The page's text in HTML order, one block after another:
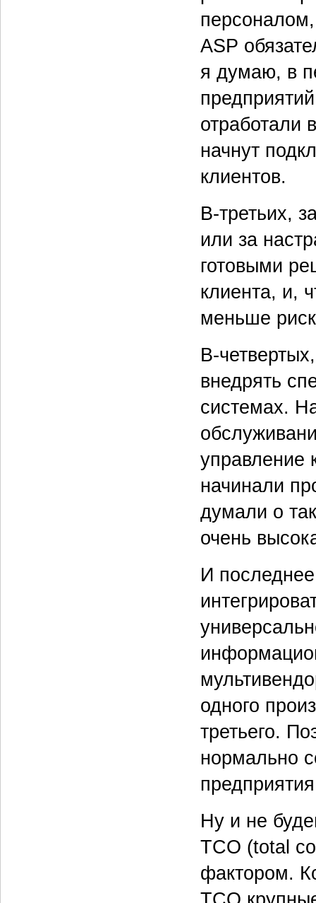
ASP
я думаю, в
отработали
начнут
клиентов.
В-третьих,
или за
готовыми
клиента, и,
меньше
В-
внедрять
системах.
управление
начинали
думали о
очень
И
одного
третьего.
нормально
Ну и не
TCO (total
фактором.